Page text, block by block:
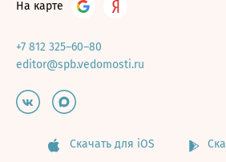
На карте
+7 812 325–60–80
editor@spb.vedomosti.ru
Скачать для iOS